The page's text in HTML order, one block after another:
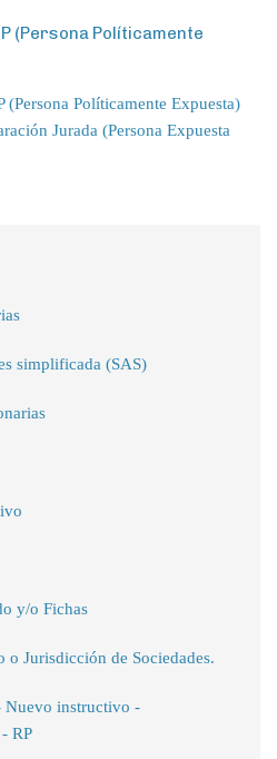
(Persona Políticamente
(Persona Políticamente Expuesta)
Jurada (Persona Expuesta
simplificada (SAS)
y/o Fichas
Jurisdicción de Sociedades.
Nuevo instructivo -
RP